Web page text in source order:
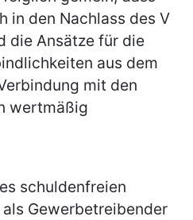
in den Nachlass des V
die Ansätze für die
aus dem
mit den
wertmäßig
schuldenfreien
Gewerbetreibender